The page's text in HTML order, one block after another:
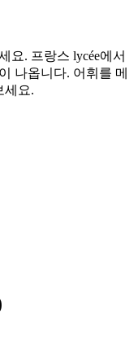
요. 프랑스 lycée에서
나옵니다. 어휘를 메
세요.